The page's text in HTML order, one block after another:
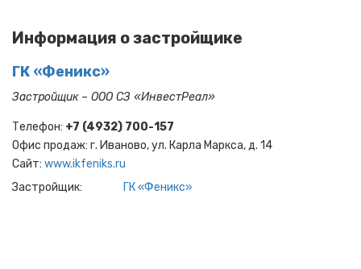
Информация о застройщике
ГК «Феникс»
Застройщик – ООО СЗ «Ин​​вес​т​Ре​ал»
Телефон: +7 (4932) 700-157
Офис продаж: г. Иваново, ул. Карла Маркса, д. 14
Cайт: www.ikfeniks.ru
Застройщик
ГК «Феникс»